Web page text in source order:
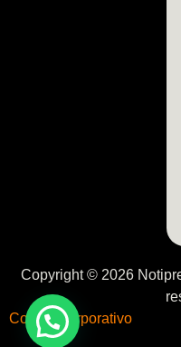
Copyright © 2026
Correo Corporativo